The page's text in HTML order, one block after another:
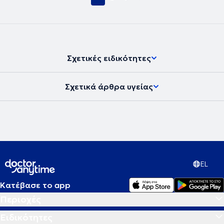
Ενδοκρινικά Νοσήματα της Μονάδας Ενδοκρινολογίας της Β΄
Μαιευτικής – Γυναικολογικής Κλινικής του Πανεπιστημίου Αθηνών.
Ασκεί διδακτικό έργο στο Πρόγραμμα Μεταπτυχιακών Σπουδών
Νεοπλασίες» της Χειρουργικής Κλινικής της Ιατρικής Σχολής του
Πανεπιστημίου Αθηνών, στο ΠΜΣ «Σύγχρονη πρόληψη και
των οποίων οι 24 την τελευταία 5ετία, με h-index 16 (5-yr h-index 13),
h-10 index 26 (5-yr h-10 index 20) και 966 συνολικές παραθέσεις
εκ των οποίων οι 544 από το 2019. Έχει επίσης τουλάχιστον 58
δημοσιευμένα abstracts σε supplements διεθνών περιοδικών εκ των
στο PubMed Central. Στις 15.05.23 προσεκλήθη από την European
Σχετικές ειδικότητες
Σχετικά άρθρα υγείας
EL
Κατέβασε το app